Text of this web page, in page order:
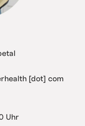
[dot] com
Uhr